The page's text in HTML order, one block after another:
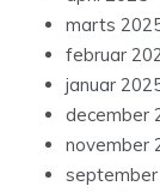
marts
februar
januar
december
november